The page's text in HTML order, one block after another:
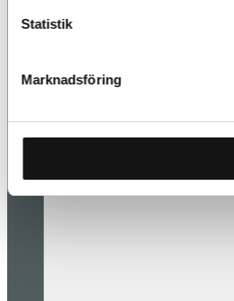
Statistik
Marknadsföring
Styling og interiørdesign